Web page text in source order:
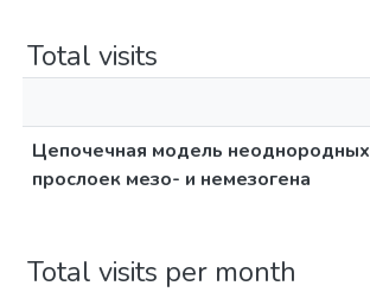
Total visits
Цепочечная модель неоднородных
прослоек мезо- и немезогена
Total visits per month